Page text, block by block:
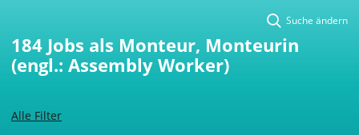
Alle Filter
Suche ändern
184 Jobs als Monteur, Monteurin
(engl.: Assembly Worker)